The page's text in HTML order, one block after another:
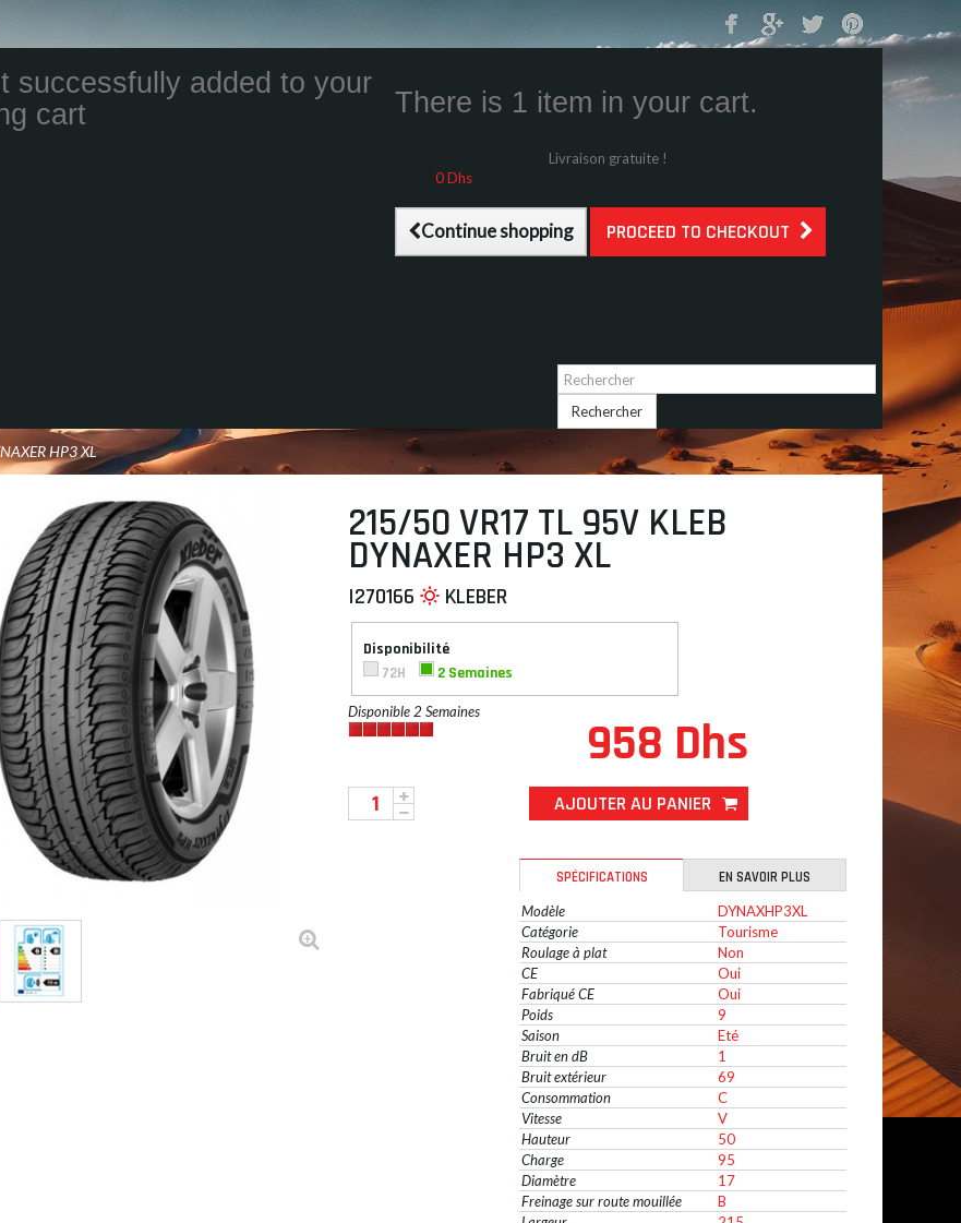
successfully added to your
cart
There is 1 item in your cart.
Livraison gratuite !
0 Dhs
Continue shopping PROCEED TO CHECKOUT
Rechercher
HP3 XL
215/50 VR17 TL 95V KLEB
DYNAXER HP3 XL
I270166 KLEBER
Disponibilité
72H
2 Semaines
Disponible 2 Semaines
958 Dhs
AJOUTER AU PANIER
SPÉCIFICATIONS
EN SAVOIR PLUS
Modèle
DYNAXHP3XL
Catégorie
Tourisme
Roulage à plat
Non
CE
Oui
Fabriqué CE
Oui
Poids
9
Saison
Eté
Bruit en dB
1
Bruit extérieur
69
Consommation
C
Vitesse
V
Hauteur
50
Charge
95
Diamètre
17
Freinage sur route mouillée
B